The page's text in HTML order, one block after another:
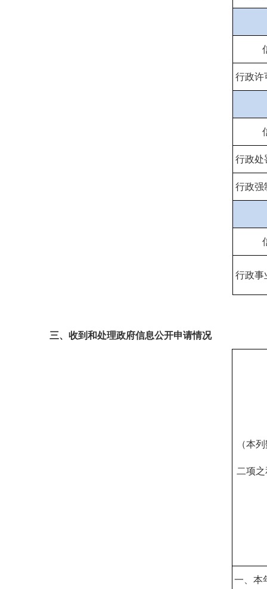
行政许
行政处
行政强
行政事
三、收到和处理政府信息公开申请情况
（本
二项
一、本